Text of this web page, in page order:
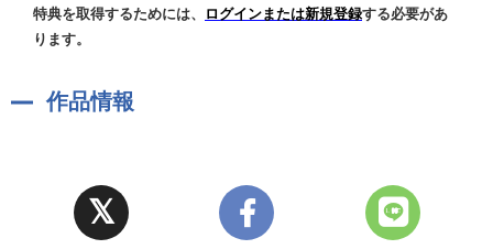
特典を取得するためには、 ログインまたは新規登録する必要があ
ります。
作品情報